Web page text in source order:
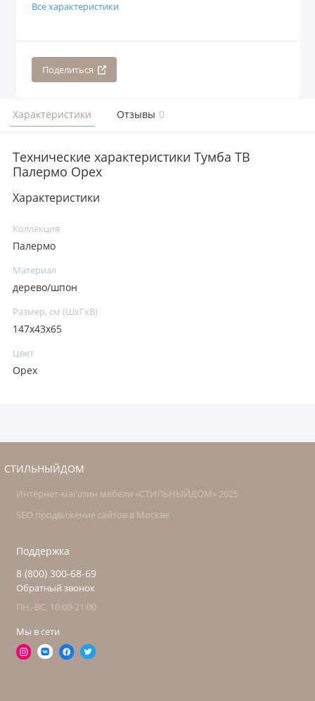
Все характеристики
Поделиться
Характеристики Отзывы 0
Технические характеристики Тумба ТВ
Палермо Орех
Характеристики
Коллекция
Палермо
Материал
дерево/шпон
Размер, см (ШхГхВ)
147х43х65
Цвет
Орех
СТИЛЬНЫЙДОМ
Интернет-магазин мебели «СТИЛЬНЫЙДОМ» 2025
SEO продвижение сайтов в Москве
Поддержка
8 (800) 300-68-69
Обратный звонок
ПН.-ВС. 10:00-21:00
Мы в сети